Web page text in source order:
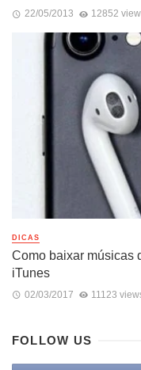
22/05/2013 12852
DICAS
Como baixar músicas
iTunes
02/03/2017 11123
FOLLOW US